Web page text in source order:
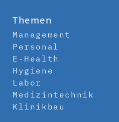
Themen
Management
Personal
E-Health
Hygiene
Labor
Medizintechnik
Klinikbau